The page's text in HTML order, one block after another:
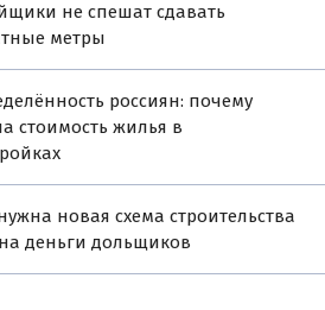
не спешат сдавать
метры
россиян: почему
стоимость жилья в
новая схема строительства
деньги дольщиков